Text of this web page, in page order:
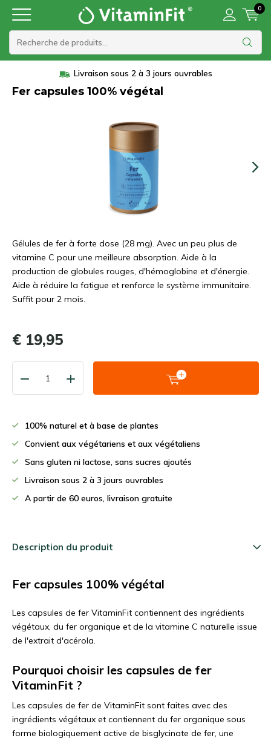
0
Livraison sous 2 à 3 jours ouvrables
Fer capsules 100% végétal
Gélules de fer à forte dose (28 mg). Avec un peu plus de
vitamine C pour une meilleure absorption. Aide à la
production de globules rouges, d'hémoglobine et d'énergie.
Aide à réduire la fatigue et renforce le système immunitaire.
Suffit pour 2 mois.
€ 19,95
100% naturel et à base de plantes
Convient aux végétariens et aux végétaliens
Sans gluten ni lactose, sans sucres ajoutés
Livraison sous 2 à 3 jours ouvrables
A partir de 60 euros, livraison gratuite
Description du produit
Fer capsules 100% végétal
Les capsules de fer VitaminFit contiennent des ingrédients
végétaux, du fer organique et de la vitamine C naturelle issue
de l'extrait d'acérola.
Pourquoi choisir les capsules de fer
VitaminFit ?
Les capsules de fer de VitaminFit sont faites avec des
ingrédients végétaux et contiennent du fer organique sous
forme biologiquement active de bisglycinate de fer, une